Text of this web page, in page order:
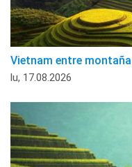
Vietnam entre
lu, 17.08.2026